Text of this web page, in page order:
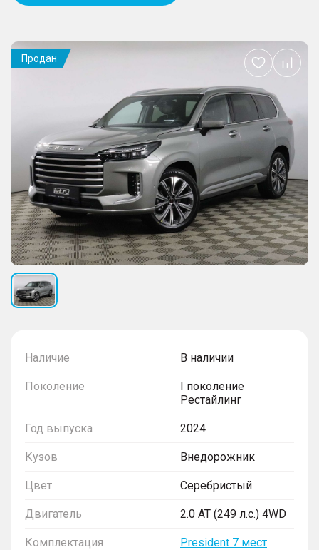
Наличие В наличии
Поколение
I поколение
Рестайлинг
Год выпуска 2024
Кузов Внедорожник
Цвет Серебристый
Двигатель 2.0 AT (249 л.с.) 4WD
Комплектация President 7 мест
Продан
Добавить
в
избранное